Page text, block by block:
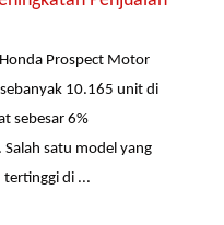
Prospect Motor
10.165 unit di
sebesar 6%
satu model yang
tertinggi di ...